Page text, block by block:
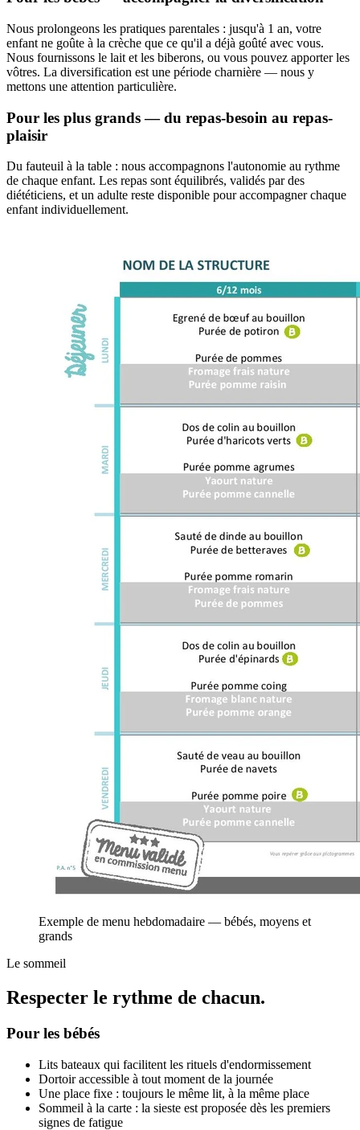
Nous prolongeons les pratiques parentales : jusqu'à 1 an, votre
enfant ne goûte à la crèche que ce qu'il a déjà goûté avec vous.
Nous fournissons le lait et les biberons, ou vous pouvez apporter les
vôtres. La diversification est une période charnière — nous y
mettons une attention particulière.
Pour les plus grands — du repas-besoin au repas-
plaisir
Du fauteuil à la table : nous accompagnons l'autonomie au rythme
de chaque enfant. Les repas sont équilibrés, validés par des
diététiciens, et un adulte reste disponible pour accompagner chaque
enfant individuellement.
Exemple de menu hebdomadaire — bébés, moyens et
grands
Le sommeil
Respecter le rythme de chacun.
Pour les bébés
Lits bateaux qui facilitent les rituels d'endormissement
Dortoir accessible à tout moment de la journée
Une place fixe : toujours le même lit, à la même place
Sommeil à la carte : la sieste est proposée dès les premiers
signes de fatigue